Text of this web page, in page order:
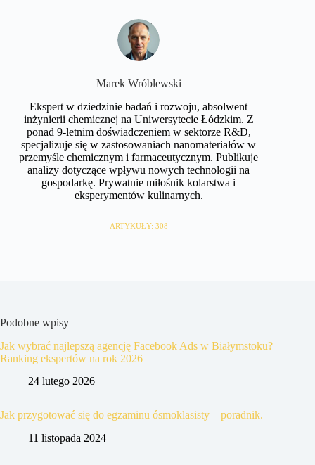
Marek Wróblewski
Ekspert w dziedzinie badań i rozwoju, absolwent
inżynierii chemicznej na Uniwersytecie Łódzkim. Z
ponad 9-letnim doświadczeniem w sektorze R&D,
specjalizuje się w zastosowaniach nanomateriałów w
przemyśle chemicznym i farmaceutycznym. Publikuje
analizy dotyczące wpływu nowych technologii na
gospodarkę. Prywatnie miłośnik kolarstwa i
eksperymentów kulinarnych.
ARTYKUŁY: 308
Podobne wpisy
Jak wybrać najlepszą agencję Facebook Ads w Białymstoku?
Ranking ekspertów na rok 2026
24 lutego 2026
Jak przygotować się do egzaminu ósmoklasisty – poradnik.
11 listopada 2024